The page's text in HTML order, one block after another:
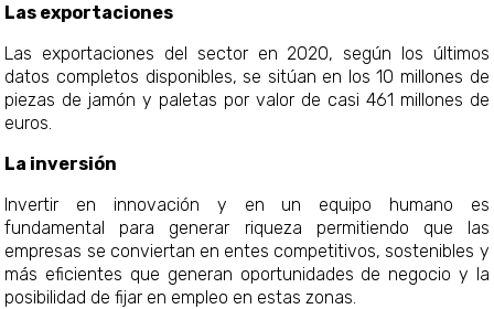
Las exportaciones
Las exportaciones del sector en 2020, según los últimos
datos completos disponibles, se sitúan en los 10 millones de
piezas de jamón y paletas por valor de casi 461 millones de
euros.
La inversión
Invertir en innovación y en un equipo humano es
fundamental para generar riqueza permitiendo que las
empresas se conviertan en entes competitivos, sostenibles y
más eficientes que generan oportunidades de negocio y la
posibilidad de fijar en empleo en estas zonas.